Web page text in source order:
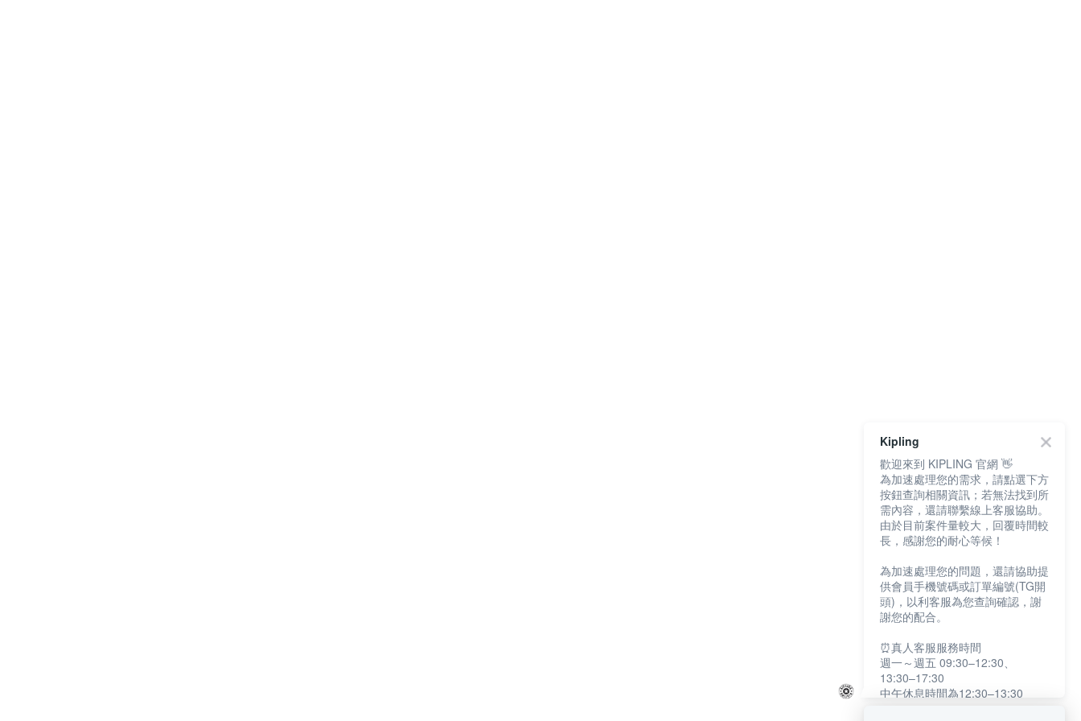
Kipling
歡迎來到 KIPLING 官網 👋
為加速處理您的需求，請點選下方
按鈕查詢相關資訊；若無法找到所
需內容，還請聯繫線上客服協助。
由於目前案件量較大，回覆時間較
長，感謝您的耐心等候！
為加速處理您的問題，還請協助提
供會員手機號碼或訂單編號(TG開
頭)，以利客服為您查詢確認，謝
謝您的配合。
⏰真人客服服務時間
週一～週五 09:30–12:30、
13:30–17:30
中午休息時間為12:30–13:30